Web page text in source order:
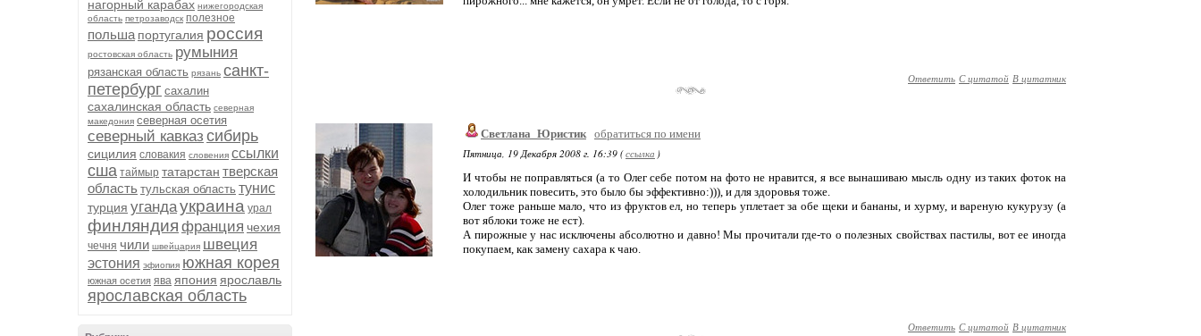
нагорный карабах нижегородская
область петрозаводск полезное
польша португалия россия
ростовская область румыния
рязанская область рязань санкт-
петербург сахалин
сахалинская область северная
македония северная осетия
северный кавказ сибирь
сицилия словакия словения ссылки
сша таймыр татарстан тверская
область тульская область тунис
турция угандаукраина урал
финляндия франция чехия
чечня чили швейцария швеция
эстония эфиопия южная корея
южная осетия ява япония ярославль
ярославская область
Ответить С цитатой В цитатник
Светлана_Юристик обратиться по имени
Пятница, 19 Декабря 2008 г. 16:39 (ссылка )
И чтобы не поправляться (а то Олег себе потом на фото не нравится, я все вынашиваю мысль одну из таких фоток на
холодильник повесить, это было бы эффективно:))), и для здоровья тоже.
Олег тоже раньше мало, что из фруктов ел, но теперь уплетает за обе щеки и бананы, и хурму, и вареную кукурузу (а
вот яблоки тоже не ест).
А пирожные у нас исключены абсолютно и давно! Мы прочитали где-то о полезных свойствах пастилы, вот ее иногда
покупаем, как замену сахара к чаю.
Ответить С цитатой В цитатник